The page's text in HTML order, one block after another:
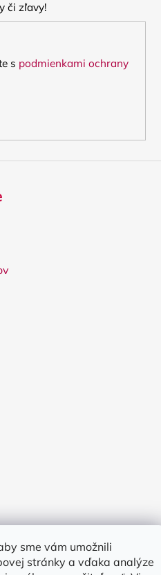
sme vám umožnili
stránky a vďaka analýze
či zľavy!
s podmienkami ochrany